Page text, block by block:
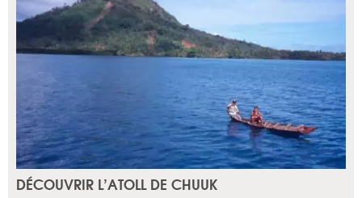
DÉCOUVRIR L’ATOLL DE CHUUK